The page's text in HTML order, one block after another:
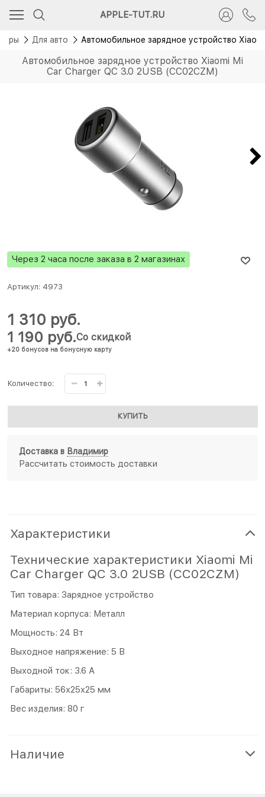
APPLE-TUT.RU
Для авто Автомобильное зарядное устройство
Автомобильное зарядное устройство Xiaomi Mi
Car Charger QC 3.0 2USB (CC02CZM)
Через 2 часа после заказа в 2 магазинах
Артикул: 4973
1 190 руб.
+20 бонусов на бонусную карту
Со скидкой
1 310 руб.
Количество:
КУПИТЬ
Доставка в Владимир
Рассчитать стоимость доставки
Характеристики
Технические характеристики Xiaomi Mi
Car Charger QC 3.0 2USB (CC02CZM)
Тип товара: Зарядное устройство
Материал корпуса: Металл
Мощность: 24 Вт
Выходное напряжение: 5 В
Выходной ток: 3.6 А
Габариты: 56х25x25 мм
Вес изделия: 80 г
Наличие